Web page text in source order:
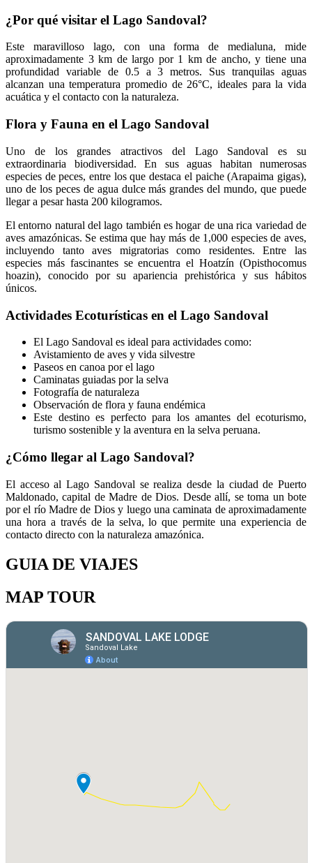
¿Por qué visitar el Lago Sandoval?
Este maravilloso lago, con una forma de medialuna, mide
aproximadamente 3 km de largo por 1 km de ancho, y tiene una
profundidad variable de 0.5 a 3 metros. Sus tranquilas aguas
alcanzan una temperatura promedio de 26°C, ideales para la vida
acuática y el contacto con la naturaleza.
Flora y Fauna en el Lago Sandoval
Uno de los grandes atractivos del Lago Sandoval es su
extraordinaria biodiversidad. En sus aguas habitan numerosas
especies de peces, entre los que destaca el paiche (Arapaima gigas),
uno de los peces de agua dulce más grandes del mundo, que puede
llegar a pesar hasta 200 kilogramos.
El entorno natural del lago también es hogar de una rica variedad de
aves amazónicas. Se estima que hay más de 1,000 especies de aves,
incluyendo tanto aves migratorias como residentes. Entre las
especies más fascinantes se encuentra el Hoatzín (Opisthocomus
hoazin), conocido por su apariencia prehistórica y sus hábitos
únicos.
Actividades Ecoturísticas en el Lago Sandoval
El Lago Sandoval es ideal para actividades como:
Avistamiento de aves y vida silvestre
Paseos en canoa por el lago
Caminatas guiadas por la selva
Fotografía de naturaleza
Observación de flora y fauna endémica
Este destino es perfecto para los amantes del ecoturismo,
turismo sostenible y la aventura en la selva peruana.
¿Cómo llegar al Lago Sandoval?
El acceso al Lago Sandoval se realiza desde la ciudad de Puerto
Maldonado, capital de Madre de Dios. Desde allí, se toma un bote
por el río Madre de Dios y luego una caminata de aproximadamente
una hora a través de la selva, lo que permite una experiencia de
contacto directo con la naturaleza amazónica.
GUIA DE VIAJES
MAP TOUR